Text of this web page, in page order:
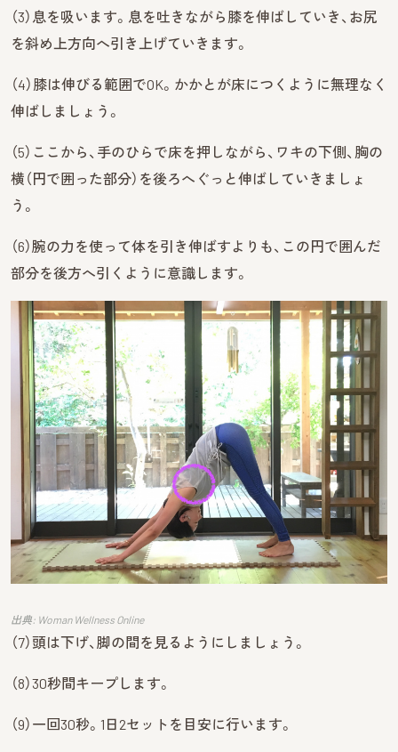
（3）息を吸います。息を吐きながら膝を伸ばしていき、お尻
を斜め上方向へ引き上げていきます。
（4）膝は伸びる範囲でOK。かかとが床につくように無理なく
伸ばしましょう。
（5）ここから、手のひらで床を押しながら、ワキの下側、胸の
横（円で囲った部分）を後ろへぐっと伸ばしていきましょ
う。
（6）腕の力を使って体を引き伸ばすよりも、この円で囲んだ
部分を後方へ引くように意識します。
出典: Woman Wellness Online
（7）頭は下げ、脚の間を見るようにしましょう。
（8）30秒間キープします。
（9）一回30秒。1日2セットを目安に行います。